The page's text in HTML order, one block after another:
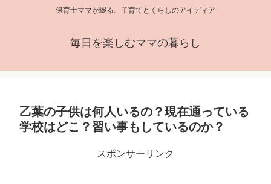
保育士ママが綴る、子育てとくらしのアイディア
毎日を楽しむママの暮らし
乙葉の子供は何人いるの？現在通っている
学校はどこ？習い事もしているのか？
スポンサーリンク